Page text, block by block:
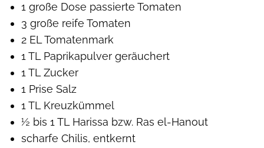
1 große Dose passierte Tomaten
3 große reife Tomaten
2 EL Tomatenmark
1 TL Paprikapulver geräuchert
1 TL Zucker
1 Prise Salz
1 TL Kreuzkümmel
½ bis 1 TL Harissa bzw. Ras el-Hanout
scharfe Chilis, entkernt